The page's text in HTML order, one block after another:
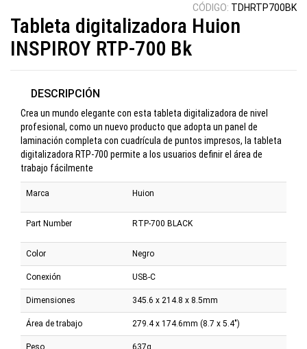
CÓDIGO: TDHRTP700BK
Tableta digitalizadora Huion
INSPIROY RTP-700 Bk
DESCRIPCIÓN
Crea un mundo elegante con esta tableta digitalizadora de nivel
profesional, como un nuevo producto que adopta un panel de
laminación completa con cuadrícula de puntos impresos, la tableta
digitalizadora RTP-700 permite a los usuarios definir el área de
trabajo fácilmente
Marca Huion
Part Number RTP-700 BLACK
Color Negro
Conexión USB-C
Dimensiones 345.6 x 214.8 x 8.5mm
Área de trabajo 279.4 x 174.6mm (8.7 x 5.4")
Peso 637g